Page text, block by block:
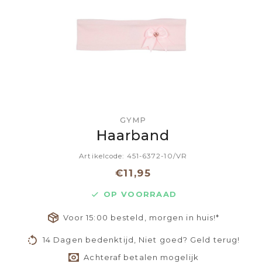
GYMP
Haarband
Artikelcode: 451-6372-10/VR
€11,95
OP VOORRAAD
Voor 15:00 besteld, morgen in huis!*
14 Dagen bedenktijd, Niet goed? Geld terug!
Achteraf betalen mogelijk